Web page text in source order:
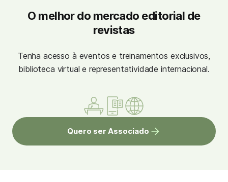
O melhor do mercado editorial de
revistas
Tenha acesso à eventos e treinamentos exclusivos,
biblioteca virtual e representatividade internacional.
Quero ser Associado